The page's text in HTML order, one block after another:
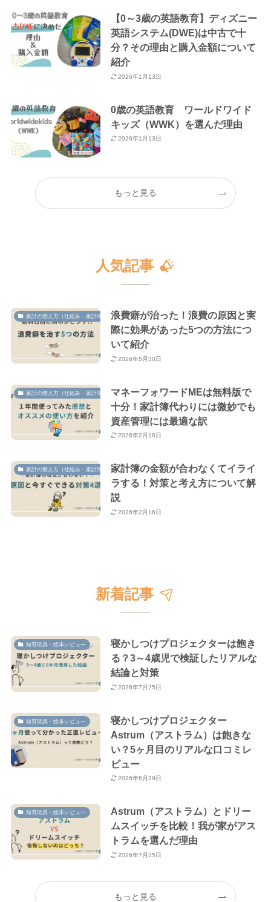
【0～3歳の英語教育】ディズニー
英語システム(DWE)は中古で十
分？その理由と購入金額について
紹介
2026年1月13日
0歳の英語教育 ワールドワイド
キッズ（WWK）を選んだ理由
2026年1月13日
もっと見る
人気記事
家計の整え方（仕組み・家計簿）
浪費癖が治った！浪費の原因と実
際に効果があった5つの方法につ
いて紹介
2026年5月30日
家計の整え方（仕組み・家計簿）
マネーフォワードMEは無料版で
十分！家計簿代わりには微妙でも
資産管理には最適な訳
2026年2月16日
家計の整え方（仕組み・家計簿）
家計簿の金額が合わなくてイライ
ラする！対策と考え方について解
説
2026年2月16日
新着記事
知育玩具・絵本レビュー
寝かしつけプロジェクターは飽き
る？3～4歳児で検証したリアルな
結論と対策
2026年7月25日
知育玩具・絵本レビュー
寝かしつけプロジェクター
Astrum（アストラム）は飽きな
い？5ヶ月目のリアルな口コミレ
ビュー
2026年6月29日
知育玩具・絵本レビュー
Astrum（アストラム）とドリー
ムスイッチを比較！我が家がアス
トラムを選んだ理由
2026年7月25日
もっと見る